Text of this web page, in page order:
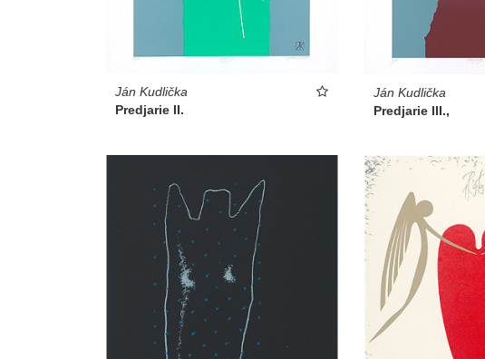
Ján Kudlička
Predjarie II.
Ján Kudlička
Predjarie III.,